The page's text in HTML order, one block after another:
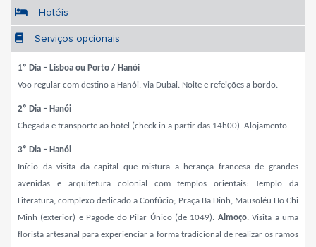
Hotéis
Serviços opcionais
1º Dia – Lisboa ou Porto / Hanói
Voo regular com destino a Hanói, via Dubai. Noite e refeições a bordo.
2º Dia – Hanói
Chegada e transporte ao hotel (check-in a partir das 14h00). Alojamento.
3º Dia – Hanói
Início da visita da capital que mistura a herança francesa de grandes
avenidas e arquitetura colonial com templos orientais:Templo da
Literatura, complexo dedicado a Confúcio; Praça Ba Dinh, Mausoléu Ho Chi
Minh (exterior) e Pagode do Pilar Único (de 1049). Almoço. Visita a uma
florista artesanal para experienciar a forma tradicional de realizar os ramos